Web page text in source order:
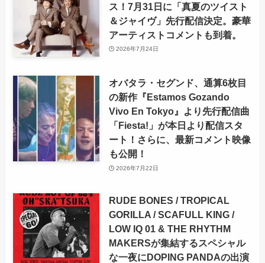
ス！7月31日に「真夏のツイスト
＆ジャイヴ」先行配信決定。豪華
アーティストコメントも到着。
2026年7月24日
オバタラ・セグンド、通算6枚目
の新作『Estamos Gozando
Vivo En Tokyo』より先行配信曲
「Fiesta!」が本日より配信スタ
ート！さらに、最新コメント映像
も公開！
2026年7月22日
RUDE BONES / TROPICAL
GORILLA / SCAFULL KING /
LOW IQ 01 & THE RHYTHM
MAKERSが集結するスペシャル
な一夜にDOPING PANDAの出演